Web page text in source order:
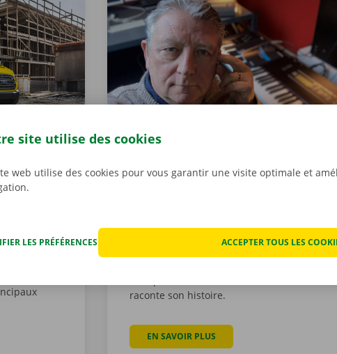
pour votre
qu’il n’y
de
charge.
DE LE VÉHICULE IDÉAL POUR VOTRE RÉNOVATION
Wilfried Dockx à propos de
l’histoire de Dockx Rental
et de Dockx Group
Dockx Rental est née de l’esprit
raconte son histoire.
EN SAVOIR PLUS
site utilise des cookies
web utilise des cookies pour vous garantir une visite optimale et
LES PRÉFÉRENCES ACCEPTER TOUS LES